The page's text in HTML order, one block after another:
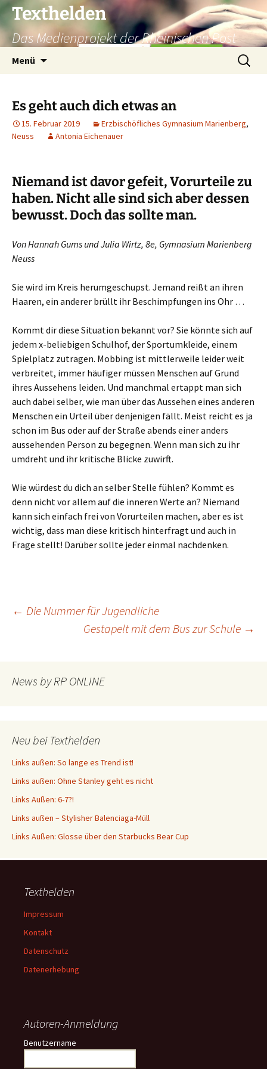
Texthelden
Das Medienprojekt der Rheinischen Post
Menü
Suchen
nach:
Es geht auch dich etwas an
15. Februar 2019 Erzbischöfliches Gymnasium Marienberg,
Neuss
Antonia Eichenauer
Niemand ist davor gefeit, Vorurteile zu
haben. Nicht alle sind sich aber dessen
bewusst. Doch das sollte man.
Von Hannah Gums und Julia Wirtz, 8e, Gymnasium Marienberg
Neuss
Sie wird im Kreis herumgeschupst. Jemand reißt an ihren
Haaren, ein anderer brüllt ihr Beschimpfungen ins Ohr …
Kommt dir diese Situation bekannt vor? Sie könnte sich auf
jedem x-beliebigen Schulhof, der Sportumkleide, einem
Spielplatz zutragen. Mobbing ist mittlerweile leider weit
verbreitet, immer häufiger müssen Menschen auf Grund
ihres Aussehens leiden. Und manchmal ertappt man sich
auch dabei selber, wie man über das Aussehen eines anderen
Menschen ein Urteil über denjenigen fällt. Meist reicht es ja
schon im Bus oder auf der Straße abends einer anders
aussehenden Person zu begegnen. Wenn man sich zu ihr
umdreht und ihr kritische Blicke zuwirft.
Wie würdest du dich an selber Stelle fühlen? Kommt es
denn nicht vor allem auf die inneren Werte an? Niemand
kann sich einfach frei von Vorurteilen machen, aber es ist
wichtig, dass man diese kritisch hinterfragt und auch in
Frage stellt! Darüber sollte jeder einmal nachdenken.
Beitragsnavigation
← Die Nummer für Jugendliche
Gestapelt mit dem Bus zur Schule →
News by RP ONLINE
Neu bei Texthelden
Links außen: So lange es Trend ist!
Links außen: Ohne Stanley geht es nicht
Links Außen: 6-7?!
Links außen – Stylisher Balenciaga-Müll
Links Außen: Glosse über den Starbucks Bear Cup
Texthelden
Impressum
Kontakt
Datenschutz
Datenerhebung
Autoren-Anmeldung
Benutzername